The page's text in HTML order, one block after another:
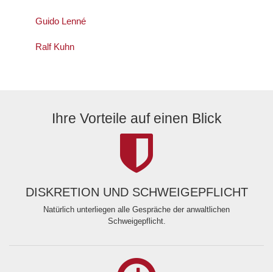
Guido Lenné
Ralf Kuhn
Ihre Vorteile auf einen Blick
DISKRETION UND SCHWEIGEPFLICHT
Natürlich unterliegen alle Gespräche der anwaltlichen
Schweigepflicht.